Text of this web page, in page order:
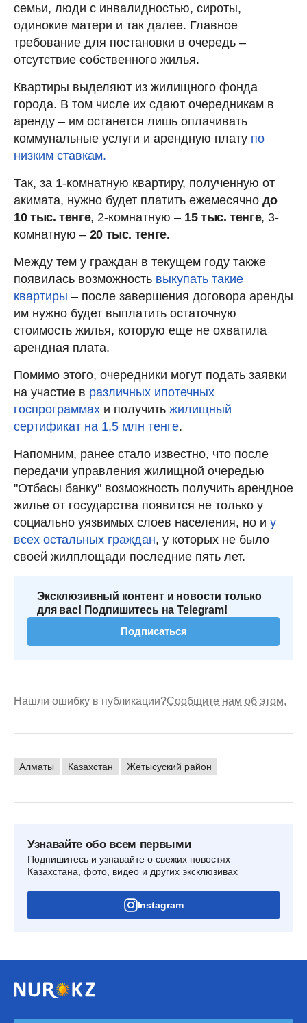
семьи, люди с инвалидностью, сироты,
одинокие матери и так далее. Главное
требование для постановки в очередь –
отсутствие собственного жилья.
Квартиры выделяют из жилищного фонда
города. В том числе их сдают очередникам в
аренду – им останется лишь оплачивать
коммунальные услуги и арендную плату по
низким ставкам.
Так, за 1-комнатную квартиру, полученную от
акимата, нужно будет платить ежемесячно до
10 тыс. тенге, 2-комнатную – 15 тыс. тенге, 3-
комнатную – 20 тыс. тенге.
Между тем у граждан в текущем году также
появилась возможность выкупать такие
квартиры – после завершения договора аренды
им нужно будет выплатить остаточную
стоимость жилья, которую еще не охватила
арендная плата.
Помимо этого, очередники могут подать заявки
на участие в различных ипотечных
госпрограммах и получить жилищный
сертификат на 1,5 млн тенге.
Напомним, ранее стало известно, что после
передачи управления жилищной очередью
"Отбасы банку" возможность получить арендное
жилье от государства появится не только у
социально уязвимых слоев населения, но и у
всех остальных граждан, у которых не было
своей жилплощади последние пять лет.
Эксклюзивный контент и новости только
для вас! Подпишитесь на Telegram!
Подписаться
Нашли ошибку в публикации?Сообщите нам об этом.
Алматы Казахстан Жетысуский район
Узнавайте обо всем первыми
Подпишитесь и узнавайте о свежих новостях
Казахстана, фото, видео и других эксклюзивах
Instagram